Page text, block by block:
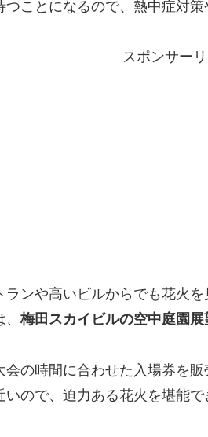
ことになるので、熱中症対策
スポンサー
ンや高いビルからでも花火を
、梅田スカイビルの空中庭園展
の時間に合わせた入場券を販
ので、迫力ある花火を堪能で